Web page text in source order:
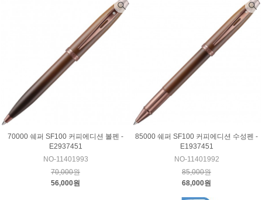
70000 쉐퍼 SF100 커피에디션 볼펜 -
E2937451
NO-11401993
70,000원
56,000원
85000 쉐퍼 SF100 커피에디션 수성펜 -
E1937451
NO-11401992
85,000원
68,000원